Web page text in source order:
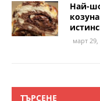
Най-
март 29,
ТЪРСЕНЕ